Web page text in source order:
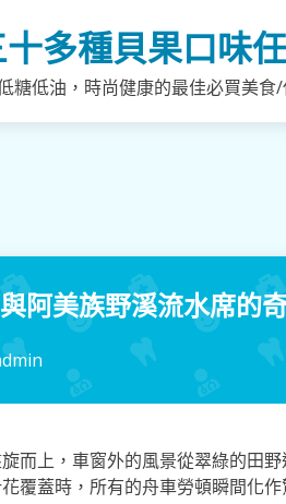
多種貝果口味
糖低油，時尚健康的最佳必買美
阿美族野溪流水席的
而上，車窗外的風景從翠綠的田
覆蓋時，所有的舟車勞頓瞬間化